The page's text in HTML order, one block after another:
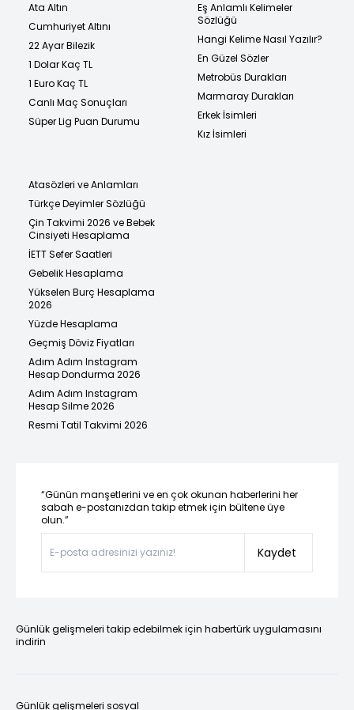
Ata Altın
Cumhuriyet Altını
22 Ayar Bilezik
1 Dolar Kaç TL
1 Euro Kaç TL
Canlı Maç Sonuçları
Süper Lig Puan Durumu
Eş Anlamlı Kelimeler
Sözlüğü
Hangi Kelime Nasıl Yazılır?
En Güzel Sözler
Metrobüs Durakları
Marmaray Durakları
Erkek İsimleri
Kız İsimleri
Atasözleri ve Anlamları
Türkçe Deyimler Sözlüğü
Çin Takvimi 2026 ve Bebek
Cinsiyeti Hesaplama
İETT Sefer Saatleri
Gebelik Hesaplama
Yükselen Burç Hesaplama
2026
Yüzde Hesaplama
Geçmiş Döviz Fiyatları
Adım Adım Instagram
Hesap Dondurma 2026
Adım Adım Instagram
Hesap Silme 2026
Resmi Tatil Takvimi 2026
“Günün manşetlerini ve en çok okunan haberlerini her
sabah e-postanızdan takip etmek için bültene üye
olun.”
Kaydet
Günlük gelişmeleri takip edebilmek için habertürk uygulamasını
indirin
Günlük gelişmeleri sosyal